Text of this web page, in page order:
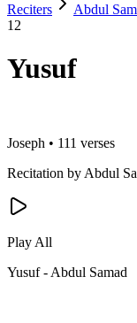
Reciters
Abdul
12
Yusuf
Joseph • 111 verses
Recitation by Abdul
Play All
Yusuf- Abdul Samad